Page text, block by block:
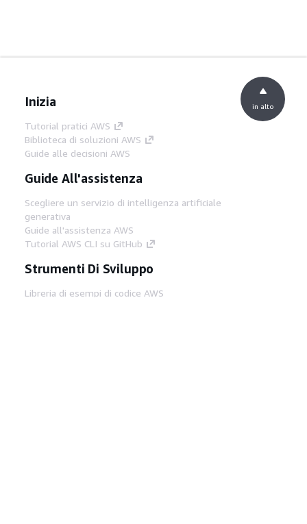
Inizia
Tutorial pratici AWS
Biblioteca di soluzioni AWS
Guide alle decisioni AWS
Guide All'assistenza
Scegliere un servizio di intelligenza artificiale
generativa
Guide all'assistenza AWS
Tutorial AWS CLI su GitHub
Strumenti Di Sviluppo
Libreria di esempi di codice AWS
in alto